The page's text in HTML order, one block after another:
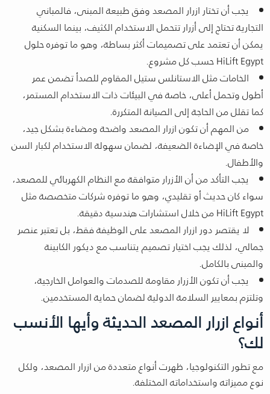
يجب أن تختار ازرار المصعد وفق طبيعة المبنى، فالمباني
التجارية تحتاج إلى أزرار تتحمل الاستخدام الكثيف، بينما السكنية
يمكن أن تعتمد على تصميمات أكثر بساطة، وهو ما توفره حلول
HiLift Egypt حسب كل مشروع.
الخامات مثل الاستانلس ستيل المقاوم للصدأ تضمن عمر
أطول وتحمل أعلى، خاصة في البيئات ذات الاستخدام المستمر،
كما تقلل من الحاجة إلى الصيانة المتكررة.
من المهم أن تكون ازرار المصعد واضحة ومضاءة بشكل جيد،
خاصة في الإضاءة الضعيفة، لضمان سهولة الاستخدام لكبار السن
والأطفال.
يجب التأكد من أن الأزرار متوافقة مع النظام الكهربائي للمصعد،
سواء كان حديث أو تقليدي، وهو ما توفره شركات متخصصة مثل
HiLift Egypt من خلال استشارات هندسية دقيقة.
لا يقتصر دور ازرار المصعد على الوظيفة فقط، بل تعتبر عنصر
جمالي، لذلك يجب اختيار تصميم يتناسب مع ديكور الكابينة
والمبنى بالكامل.
يجب أن تكون الأزرار مقاومة للصدمات والعوامل الخارجية،
وتلتزم بمعايير السلامة الدولية لضمان حماية المستخدمين.
أنواع ازرار المصعد الحديثة وأيها الأنسب
لك؟
مع تطور التكنولوجيا، ظهرت أنواع متعددة من ازرار المصعد، ولكل
نوع مميزاته واستخداماته المختلفة.